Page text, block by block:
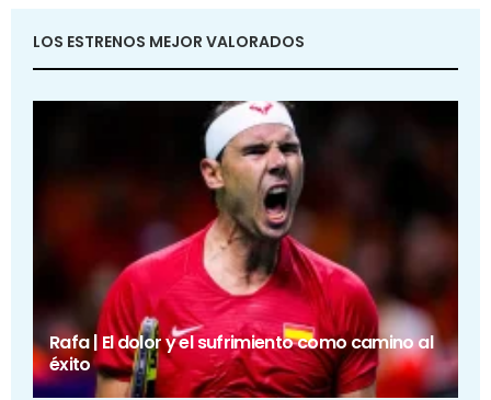
LOS ESTRENOS MEJOR VALORADOS
Rafa | El dolor y el sufrimiento como camino al
éxito